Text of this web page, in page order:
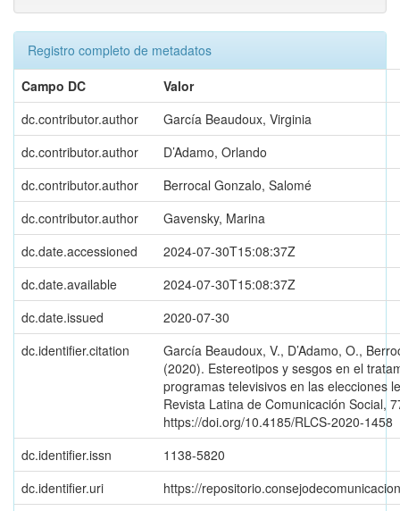
Registro completo de metadatos
Campo DC
Valor
dc.contributor.author
García Beaudoux, Virginia
dc.contributor.author
D’Adamo, Orlando
dc.contributor.author
Berrocal Gonzalo, Salomé
dc.contributor.author
Gavensky, Marina
dc.date.accessioned
2024-07-30T15:08:37Z
dc.date.available
2024-07-30T15:08:37Z
dc.date.issued
2020-07-30
dc.identifier.citation
García Beaudoux, V., D’Adamo, O.,
(2020). Estereotipos y sesgos en el
programas televisivos en las elecciones
Revista Latina de Comunicación Social,
https://doi.org/10.4185/RLCS-2020-1458
dc.identifier.issn
1138-5820
dc.identifier.uri
https://